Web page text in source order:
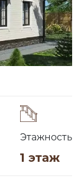
Этажность
1 этаж